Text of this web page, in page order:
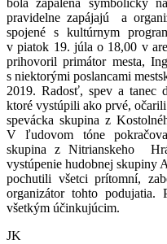
bola zapálená symbolicky
pravidelne zapájajú a
spojené s kultúrnym
v piatok 19. júla o 18,00 v
prihovoril primátor mesta,
s niektorými poslancami
2019. Radosť, spev a tanec
ktoré vystúpili ako prvé,
spevácka skupina z
V ľudovom tóne
skupina z Nitrianskeho
vystúpenie hudobnej skupiny
pochutili všetci prítomní,
organizátor tohto podujatia.
všetkým účinkujúcim.
JK